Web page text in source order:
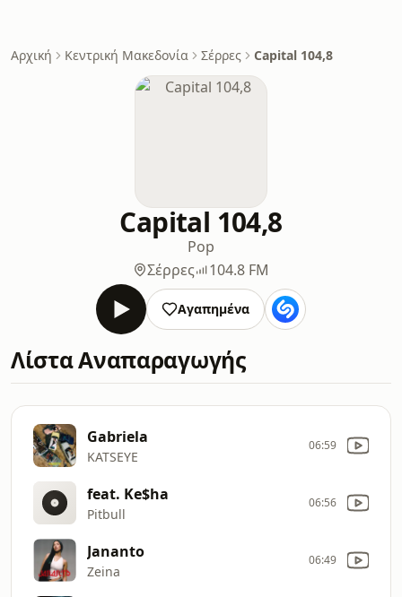
Αρχική Κεντρική Μακεδονία Σέρρες Capital 104,8
Capital 104,8
Pop
Σέρρες
104.8 FM
Αγαπημένα
Λίστα Αναπαραγωγής
Gabriela
KATSEYE
06:59
feat. Ke$ha
Pitbull
06:56
Jananto
Zeina
06:49